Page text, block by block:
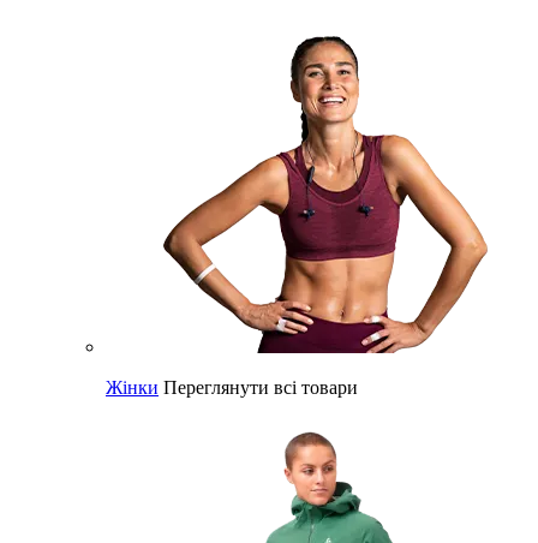
Жінки Переглянути всі товари